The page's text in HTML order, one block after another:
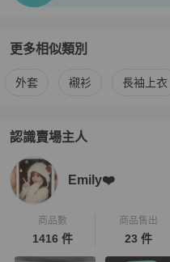
更多相似類別
更多 Versace男裝 相似商品推薦
外套 襯衫 長袖上衣
認識賣場主人
PopChill 拍拍圈嚴選賣家
Emily❤️
商品數
1416 件
商品售出
23 件